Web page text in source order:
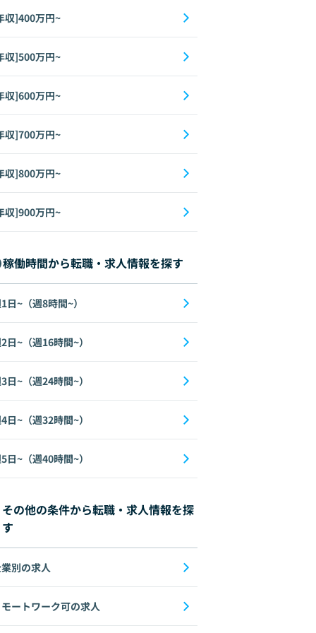
収]400万円~
収]500万円~
収]600万円~
収]700万円~
収]800万円~
収]900万円~
稼働時間から転職・求人情報を探す
日~（週8時間~）
日~（週16時間~）
日~（週24時間~）
日~（週32時間~）
日~（週40時間~）
その他の条件から転職・求人情報を探
す
別の求人
モートワーク可の求人